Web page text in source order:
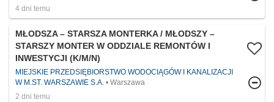
4 dni temu
MŁODSZA – STARSZA MONTERKA / MŁODSZY –
STARSZY MONTER W ODDZIALE REMONTÓW I
INWESTYCJI (K/M/N)
MIEJSKIE PRZEDSIĘBIORSTWO WODOCIĄGÓW I KANALIZACJI
W M.ST. WARSZAWIE S.A.
Warszawa
2 dni temu